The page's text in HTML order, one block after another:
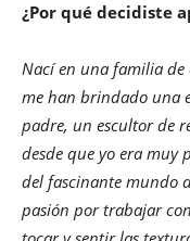
¿Por qué decidiste
Nací en una familia de
me han brindado una
padre, un escultor de
desde que yo era muy
del fascinante mundo
pasión por trabajar